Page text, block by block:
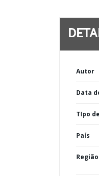
Autor
Data
TIpo
País
Região